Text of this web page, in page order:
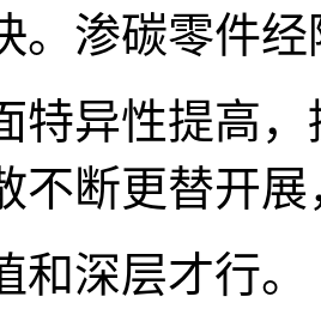
。渗碳零件
特异性提高
不断更替开
和深层才行。